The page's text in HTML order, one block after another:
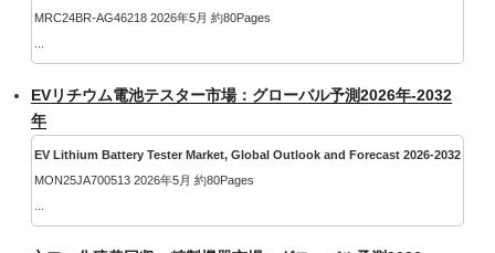
MRC24BR-AG46218 2026年5月 約80Pages
EVリチウム電池テスター市場：グローバル予測2026年-2032
年
EV Lithium Battery Tester Market, Global Outlook and Forecast 2026-2032
MON25JA700513 2026年5月 約80Pages